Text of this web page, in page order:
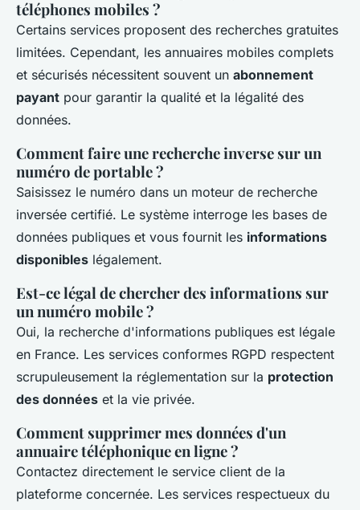
téléphones mobiles ?
Certains services proposent des recherches gratuites
limitées. Cependant, les annuaires mobiles complets
et sécurisés nécessitent souvent un abonnement
payant pour garantir la qualité et la légalité des
données.
Comment faire une recherche inverse sur un
numéro de portable ?
Saisissez le numéro dans un moteur de recherche
inversée certifié. Le système interroge les bases de
données publiques et vous fournit les informations
disponibles légalement.
Est-ce légal de chercher des informations sur
un numéro mobile ?
Oui, la recherche d'informations publiques est légale
en France. Les services conformes RGPD respectent
scrupuleusement la réglementation sur la protection
des données et la vie privée.
Comment supprimer mes données d'un
annuaire téléphonique en ligne ?
Contactez directement le service client de la
plateforme concernée. Les services respectueux du